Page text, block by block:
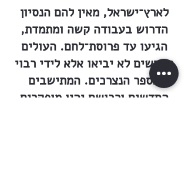
לארץ־ישראל, מאין להם הנסיון
הדרוש בעבודה קשה ומתמדת,
הגיעו עד פרוסת־לחם. העולים
החדשים לא יביאו אלא לידי רבוי
מספר הנצרכים. המתישבים
החדשים ורכושם יהיו מופקרים